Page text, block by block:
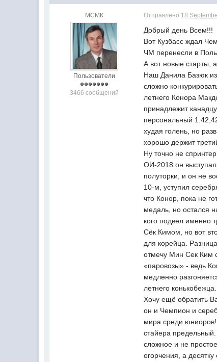
МСМК
Пользователи
3466 сообщений
Отправлено 18
Добрый день Всем!!!
Вот Кузбасс ждал
ЧМ перенесли в
А вот новые старты,
Наш Данила Базюк из
сложно
летнего Конора
принадлежит
персональный
худая голень, но
хорошо держит
Ну точно не
ОИ-2018 он выступал
полуторки, и он не
10-м, уступил
что Конор, пока не
медаль, но остался
кого подвел именно
Сёк Кимом, но вот
для корейца.
отмечу Мин Сек Ким
«паровозы» - ведь
медленно
летнего
Хочу ещё обратить
он и Чемпион и
мира среди
стайера
сложное и не
огорчения, а